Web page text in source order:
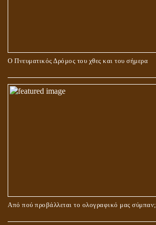
Ο Πνευματικός Δρόμος του χθες και του σήμερα
Από πού προβάλλεται το ολογραφικό μας σύμπαν;
ΚΑΙ ΜΕ ΕΝΑΡΕΤΗ ΖΩΗ;